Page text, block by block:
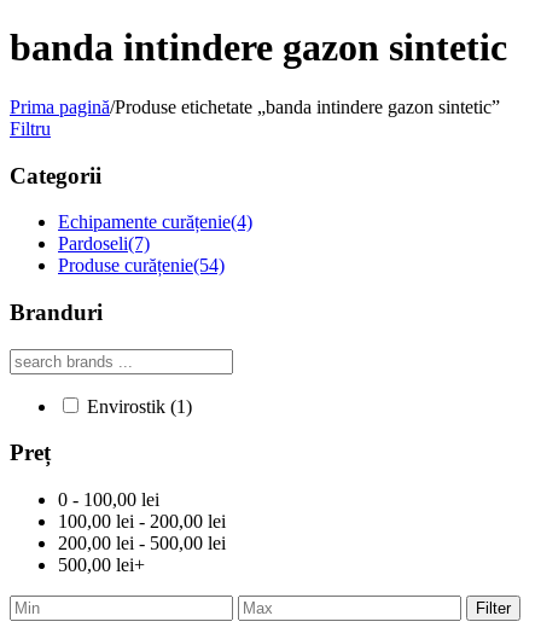
banda intindere gazon sintetic
Prima pagină/Produse etichetate „banda intindere gazon sintetic”
Filtru
Categorii
Echipamente curățenie(4)
Pardoseli(7)
Produse curățenie(54)
Branduri
Envirostik (1)
Preț
0 - 100,00 lei
100,00 lei - 200,00 lei
200,00 lei - 500,00 lei
500,00 lei+
Filter